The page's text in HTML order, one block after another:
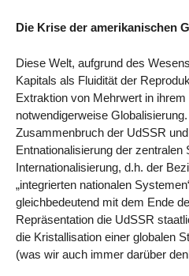
Die Krise der amerikanischen
Diese Welt, aufgrund des
Kapitals als Fluidität der
Extraktion von Mehrwert in
notwendigerweise
Zusammenbruch der UdSSR
Entnationalisierung der zentralen
Internationalisierung, d.h. der
„integrierten nationalen
gleichbedeutend mit dem Ende
Repräsentation die UdSSR
die Kristallisation einer globalen
(was wir auch immer darüber